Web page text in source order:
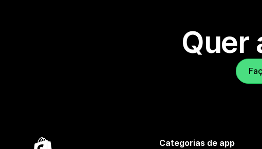
Quer
Categorias de app